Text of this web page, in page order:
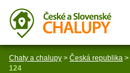
Chaty a chalupy > Česká republika >
124